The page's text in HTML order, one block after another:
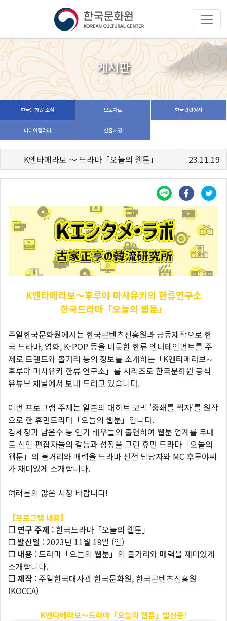
게시판
한국문화원 소식 보도자료 한국관련행사
미디어갤러리 한줄서평
K엔타메라보 ～ 드라마「오늘의 웹툰」 23.11.19
K엔타메라보～후루야 마사유키의 한류연구소
한국드라마「오늘의 웹툰」
주일한국문화원에서는 한국콘텐츠진흥원과 공동제작으로 한
국 드라마, 영화, K-POP 등을 비롯한 한류 엔터테인먼트를 주
제로 트렌드와 볼거리 등의 정보를 소개하는「K엔타메라보∼
후루야 마사유키 한류 연구소」를 시리즈로 한국문화원 공식
유튜브 채널에서 보내 드리고 있습니다.
이번 프로그램 주제는 일본의 대히트 코믹 '중쇄를 찍자'를 원작
으로 한 휴먼드라마「오늘의 웹툰」입니다.
김세정과 남윤수 등 인기 배우들의 출연하여 웹툰 업계를 무대
로 신인 편집자들의 갈등과 성장을 그린 휴먼 드라마「오늘의
웹툰」의 볼거리와 매력을 드라마 선전 담당자와 MC 후루야씨
가 재미있게 소개합니다.
여러분의 많은 시청 바랍니다!
【프로그램 내용】
❐ 연구 주제 : 한국드라마「오늘의 웹툰」
❐ 발신일 : 2023년 11월 19일 (일)
❐ 내용 : 드라마「오늘의 웹툰」의 볼거리와 매력을 재미있게
소개합니다.
❐ 제작 : 주일한국대사관 한국문화원, 한국콘텐츠진흥원
(KOCCA)
K엔타메라보～드라마「오늘의 웹툰」발신중!